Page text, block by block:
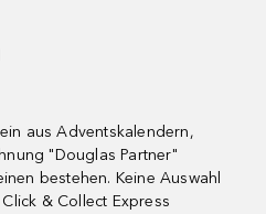
aus Adventskalendern,
"Douglas Partner"
bestehen. Keine Auswahl
& Collect Express